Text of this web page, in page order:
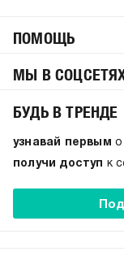
ПОМОЩЬ
МЫ В
БУДЬ В ТРЕНДЕ
узнавай первым о
получи доступ к